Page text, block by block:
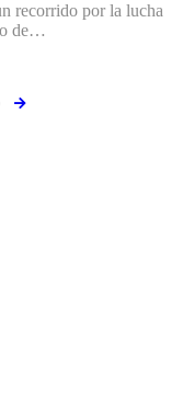
recorrido por la lucha
de…